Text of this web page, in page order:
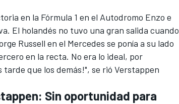
en la Fórmula 1 en el Autodromo Enzo e
El holandés no tuvo una gran salida cuando
Russell en el Mercedes se ponía a su lado
en la recta. No era lo ideal, por
que los demás!", se rió Verstappen
Sin oportunidad para